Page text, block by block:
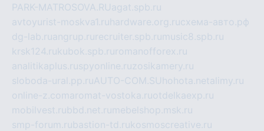
PARK-MATROSOVA.RUagat.spb.ru
avtoyurist-moskva1.ru hardware.org.ruсхема-авто.рф
dg-lab.ruangrup.ru recruiter.spb.ru music8.spb.ru
krsk124.rukubok.spb.ru romanofforex.ru
analitikaplus.ruspyonline.ruzosikamery.ru
sloboda-ural.pp.ruAUTO-COM.SU hohota.net alimy.ru
online-z.comaromat-vostoka.ruotdelkaexp.ru
mobilvest.rubbd.net.ru mebelshop.msk.ru
smp-forum.rubastion-td.rukosmoscreative.ru